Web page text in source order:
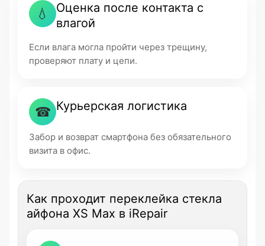
💧
Оценка после контакта с
влагой
Если влага могла пройти через трещину,
проверяют плату и цепи.
☎ Курьерская логистика
Забор и возврат смартфона без обязательного
визита в офис.
Как проходит переклейка стекла
айфона XS Max в iRepair